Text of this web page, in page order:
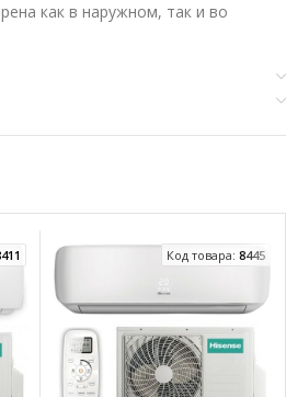
как в наружном, так и во
Код товара: 8445